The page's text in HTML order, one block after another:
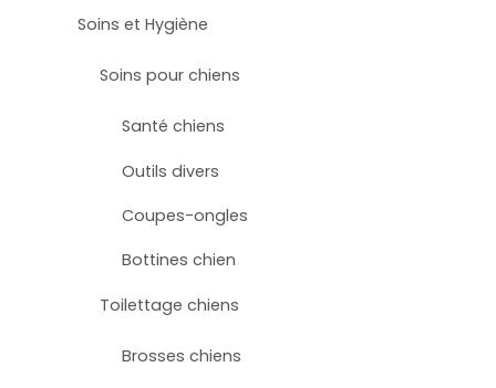
Soins et Hygiène
Soins pour chiens
Santé chiens
Outils divers
Coupes-ongles
Bottines chien
Toilettage chiens
Brosses chiens